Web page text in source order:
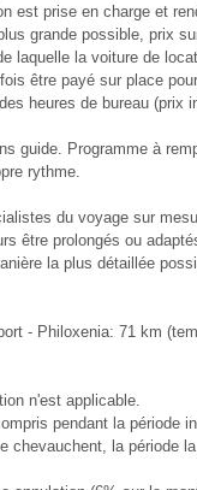
est prise en charge et
grande possible, prix
laquelle la voiture de
être payé sur place
heures de bureau (prix
guide. Programme à
rythme.
du voyage sur
être prolongés ou
la plus détaillée
- Philoxenia: 71 km
n'est applicable.
pendant la période
chevauchent, la période